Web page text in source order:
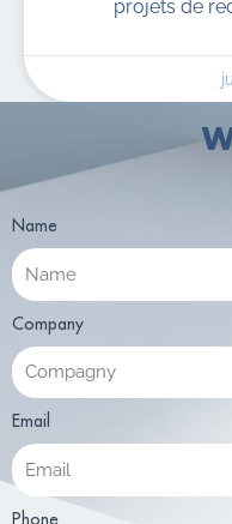
projets de
Name
Company
Email
Phone